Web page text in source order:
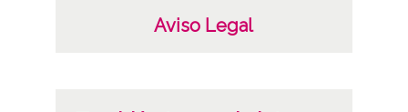
Aviso Legal